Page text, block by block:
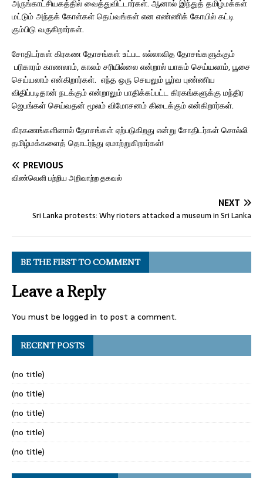
அருங்காட்சியகத்தில் வைத்துவிட்டார்கள். ஆனால் இந்துத் தமிழ்மக்கள்
மட்டும் அந்தக் கோள்கள் தெய்வங்கள் என எண்ணிக் கோயில் கட்டி
கும்பிடு வருகிறார்கள்.
சோதிடர்கள் கிரகண தோசங்கள் உட்பட எல்லாவித தோசங்களுக்கும்
பரிகாரம் காணலாம், காலம் சரியில்லை என்றால் யாகம் செய்யலாம், பூசை
செய்யலாம் என்கிறார்கள். எந்த ஒரு செயலும் பூர்வ புண்ணிய
விதிப்படிதான் நடக்கும் என்றாலும் பாதிக்கப்பட்ட கிரகங்களுக்கு மந்திர
ஜெபங்கள் செய்வதன் மூலம் விமோசனம் கிடைக்கும் என்கிறார்கள்.
கிரகணங்களினால் தோசங்கள் ஏற்படுகிறது என்று சோதிடர்கள் சொல்லி
தமிழ்மக்களைத் தொடர்ந்து ஏமாற்றுகிறார்கள்!
PREVIOUS
விண்வெளி பற்றிய அறிவாற்ற தகவல்
NEXT
Sri Lanka protests: Why rioters attacked a museum in Sri Lanka
BE THE FIRST TO COMMENT
Leave a Reply
You must be logged in to post a comment.
RECENT POSTS
(no title)
(no title)
(no title)
(no title)
(no title)